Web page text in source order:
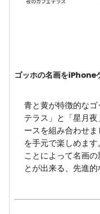
ゴッホの名画をiPhone
青と黄が特徴的な
テラス」と「星月
ースを組み合わせ
を手元で楽しめま
ことによって名画
とが出来る、先進的